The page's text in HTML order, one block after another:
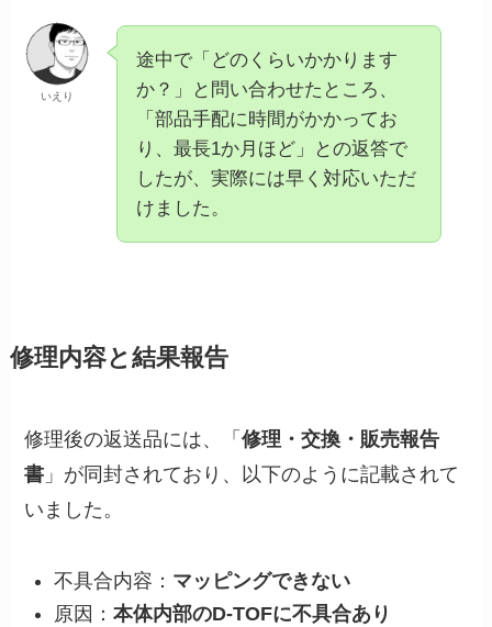
いえり
途中で「どのくらいかかります
か？」と問い合わせたところ、
「部品手配に時間がかかってお
り、最長1か月ほど」との返答で
したが、実際には早く対応いただ
けました。
修理内容と結果報告
修理後の返送品には、「修理・交換・販売報告
書 」が同封されており、以下のように記載されて
いました。
不具合内容： マッピングできない
原因：本体内部のD-TOFに不具合あり